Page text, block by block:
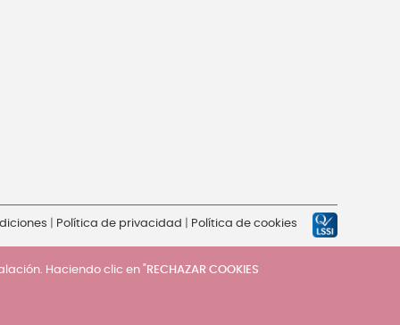
Política de privacidad Política de cookies
Haciendo clic en "RECHAZAR COOKIES